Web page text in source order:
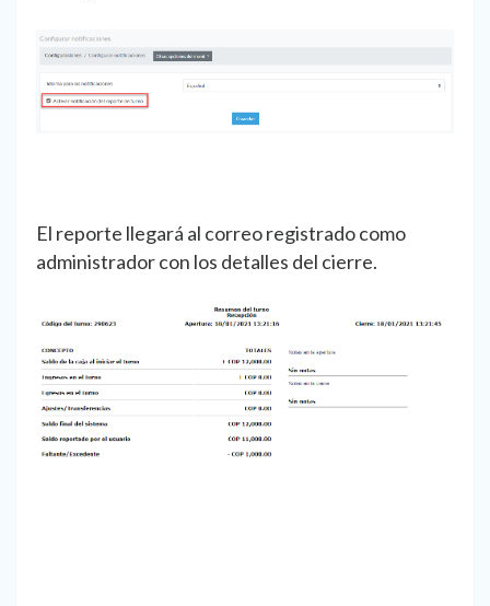
El reporte llegará al correo registrado como
administrador con los detalles del cierre.